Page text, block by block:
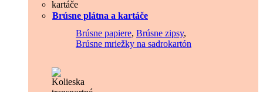
Brúsne plátna a kartáče
Brúsne papiere, Brúsne zipsy,
Brúsne mriežky na sadrokartón